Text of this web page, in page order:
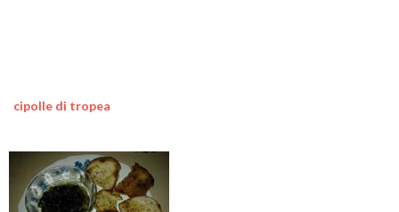
cipolle di tropea